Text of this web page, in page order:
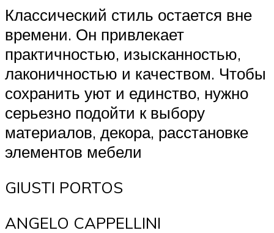
Классический стиль остается вне
времени. Он привлекает
практичностью, изысканностью,
лаконичностью и качеством. Чтобы
сохранить уют и единство, нужно
серьезно подойти к выбору
материалов, декора, расстановке
элементов мебели
GIUSTI PORTOS
ANGELO CAPPELLINI